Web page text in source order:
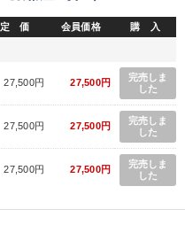
定 価 会員価格 購 入
27,500円 27,500円
完売しま
した
27,500円 27,500円
完売しま
した
27,500円 27,500円
完売しま
した